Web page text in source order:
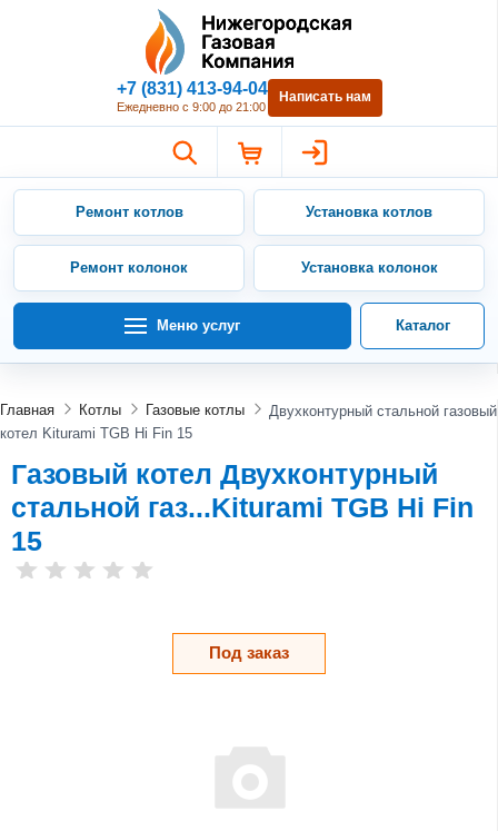
Нижегородская Газовая
+7 (831) 413-94-04
Ежедневно с 9:00 до 21:00
Написать нам
Ремонт котлов Установка котлов
Ремонт колонок Установка колонок
Меню услуг Каталог
Главная Котлы Газовые котлы
Двухконтурный стальной газовый
котел Kiturami TGB Hi Fin 15
Газовый котел Двухконтурный
стальной газ...Kiturami TGB Hi Fin
15
Под заказ